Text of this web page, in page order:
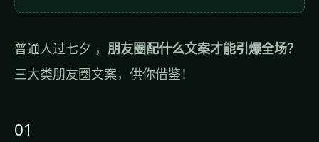
普通人过七夕 ， 朋友圈配什么文案才能引爆全场？
三大类朋友圈文案，供你借鉴！
01